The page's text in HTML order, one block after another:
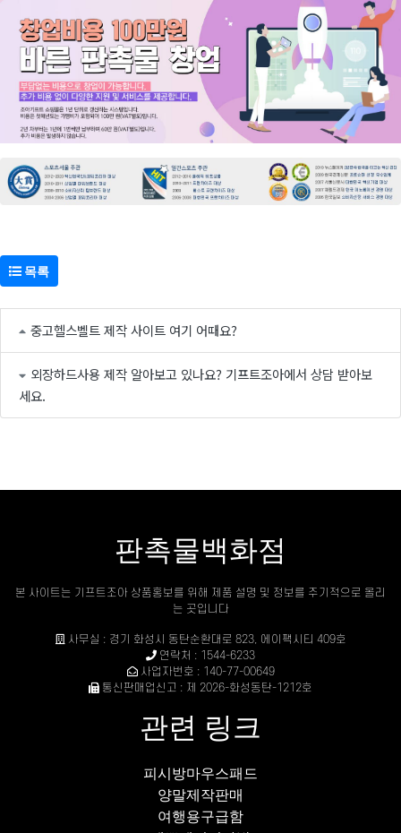
목록
중고헬스벨트 제작 사이트 여기 어때요?
외장하드사용 제작 알아보고 있나요? 기프트조아에서 상담 받아보
세요.
판촉물백화점
본 사이트는 기프트조아 상품홍보를 위해 제품 설명 및 정보를 주기적으로 올리
는 곳입니다
사무실 : 경기 화성시 동탄순환대로 823, 에이팩시티 409호
연락처 : 1544-6233
사업자번호 : 140-77-00649
통신판매업신고 : 제 2026-화성동탄-1212호
관련 링크
피시방마우스패드
양말제작판매
여행용구급함